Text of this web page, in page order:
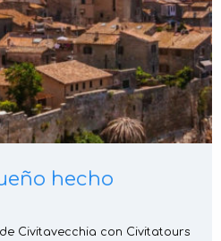
hecho
Civitavecchia con Civitatours